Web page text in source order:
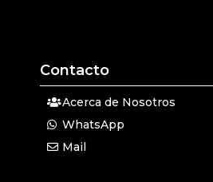
Contacto
Acerca de Nosotros
WhatsApp
Mail